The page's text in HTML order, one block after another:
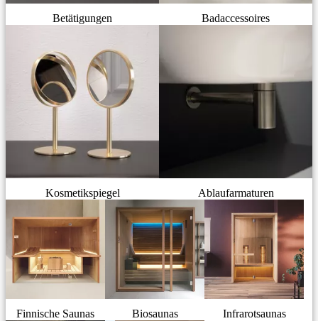
Betätigungen Badaccessoires
Kosmetikspiegel Ablaufarmaturen
Finnische Saunas Biosaunas Infrarotsaunas